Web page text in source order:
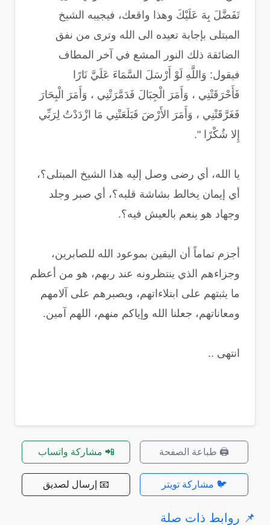
تَفَضَّلَ بِهَ عَلَيْكَ وهذا واقعك، فيجيبه الشيخ
المبتلى بإجابة تعيده الى الله وترى من نفق
الضائقة ذلك النور المشع في آخر المطاف
فيقول: وَاللَّهِ لَوْ أَرْسَلَ السَّمَاءَ عَلَيَّ نَارًا
فَأَحْرَقَتْنِي ، وَأَمَرَ الْجِبَالَ فَدَمَّرَتْنِي ، وَأَمَرَ الْبِحَارَ
فَغَرَّقَتْنِي ، وَأَمَرَ الأَرْضَ فَبَلَعَتْنِي مَا ازْدَدْتُ لِرَبِّي
إِلا شُكْرًا ".
يا الله، أي رضى وصل إليه هذا الشيخ المبتلى؟،
أي إيمان يخالط بشاشة قلبه؟، أي صبر وجلد
وجهاد هو ينعم بالعيش فيه؟.
أجزم تماماً أن اليقين بموعود الله للصابرين،
وجزاءهم الذي ينتظرونه عند ربهم، هو من أعظم
ما يثبتهم على ابتلاءاتهم، ويصبرهم على آلامهم
ومعاناتهم، جعلنا الله وإياكم منهم، اللهم آمين.
انتهى ..
🖨️ طباعة الصفحة 📲 مشاركة واتساب
🐦 مشاركة تويتر 📧 إرسال لصديق
📌 روابط ذات صلة